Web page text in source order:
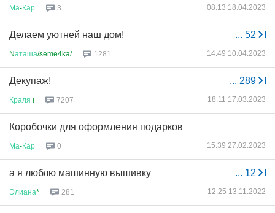
Ма-Кар 3 08:13 18.04.2023
... 52
Делаем уютней наш дом!
Nаташа/seme4ka/ 1281 14:49 10.04.2023
... 289
Декупаж!
Краля ї 7207 18:11 17.03.2023
Коробочки для оформления подарков
Ма-Кар 0 15:39 27.02.2023
... 12
а я люблю машинную вышивку
Элиана* 281 12:25 13.11.2022